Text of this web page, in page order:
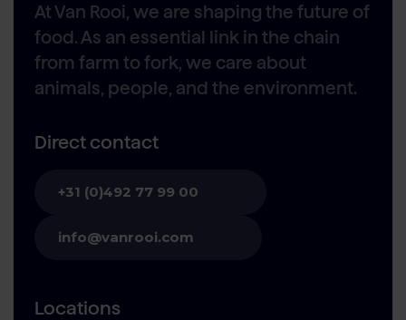
At Van Rooi, we are shaping the future of
food. As an essential link in the chain
from farm to fork, we care about
animals, people, and the environment.
Direct contact
+31 (0)492 77 99 00
info@vanrooi.com
Locations